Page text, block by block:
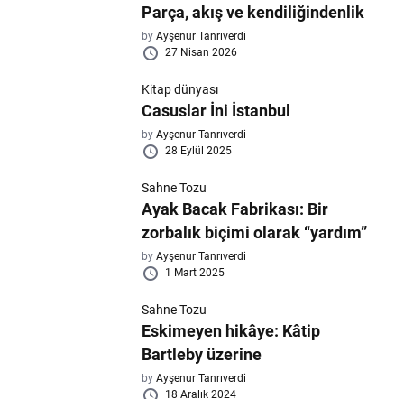
Parça, akış ve kendiliğindenlik
byAyşenur Tanrıverdi
27 Nisan 2026
Kitap dünyası
Casuslar İni İstanbul
byAyşenur Tanrıverdi
28 Eylül 2025
Sahne Tozu
Ayak Bacak Fabrikası: Bir
zorbalık biçimi olarak “yardım”
byAyşenur Tanrıverdi
1 Mart 2025
Sahne Tozu
Eskimeyen hikâye: Kâtip
Bartleby üzerine
byAyşenur Tanrıverdi
18 Aralık 2024